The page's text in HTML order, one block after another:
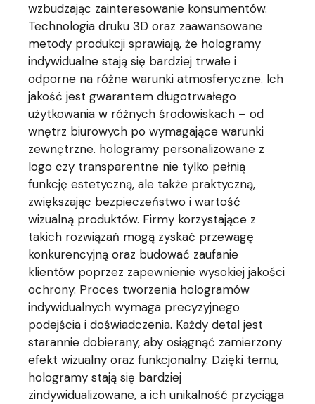
wzbudzając zainteresowanie konsumentów.
Technologia druku 3D oraz zaawansowane
metody produkcji sprawiają, że hologramy
indywidualne stają się bardziej trwałe i
odporne na różne warunki atmosferyczne. Ich
jakość jest gwarantem długotrwałego
użytkowania w różnych środowiskach – od
wnętrz biurowych po wymagające warunki
zewnętrzne. hologramy personalizowane z
logo czy transparentne nie tylko pełnią
funkcję estetyczną, ale także praktyczną,
zwiększając bezpieczeństwo i wartość
wizualną produktów. Firmy korzystające z
takich rozwiązań mogą zyskać przewagę
konkurencyjną oraz budować zaufanie
klientów poprzez zapewnienie wysokiej jakości
ochrony. Proces tworzenia hologramów
indywidualnych wymaga precyzyjnego
podejścia i doświadczenia. Każdy detal jest
starannie dobierany, aby osiągnąć zamierzony
efekt wizualny oraz funkcjonalny. Dzięki temu,
hologramy stają się bardziej
zindywidualizowane, a ich unikalność przyciąga